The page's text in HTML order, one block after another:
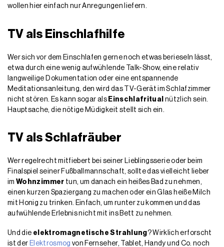
wollen hier einfach nur Anregungen liefern.
TV als Einschlafhilfe
Wer sich vor dem Einschlafen gerne noch etwas berieseln lässt,
etwa durch eine wenig aufwühlende Talk-Show, eine relativ
langweilige Dokumentation oder eine entspannende
Meditationsanleitung, den wird das TV-Gerät im Schlafzimmer
nicht stören. Es kann sogar als Einschlafritual nützlich sein.
Hauptsache, die nötige Müdigkeit stellt sich ein.
TV als Schlafräuber
Wer regelrecht mitfiebert bei seiner Lieblingsserie oder beim
Finalspiel seiner Fußballmannschaft, sollte das vielleicht lieber
imWohnzimmer tun, um danach ein heißes Bad zu nehmen,
einen kurzen Spaziergang zu machen oder ein Glas heiße Milch
mit Honig zu trinken. Einfach, um runter zu kommen und das
aufwühlende Erlebnis nicht mit ins Bett zu nehmen.
Und die elektromagnetische Strahlung? Wirklich erforscht
ist der Elektrosmog von Fernseher, Tablet, Handy und Co. noch